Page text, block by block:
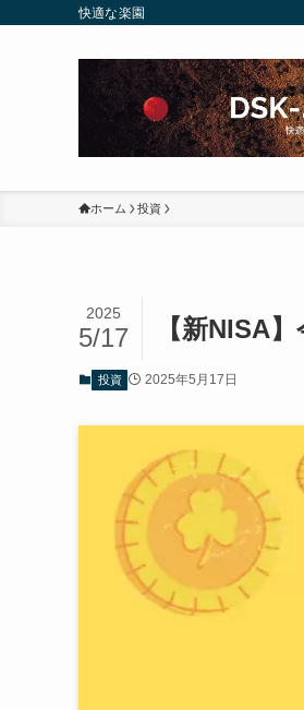
快適な楽園
ホーム 投資
【新NISA
2025
5/17
投資 2025年5月17日